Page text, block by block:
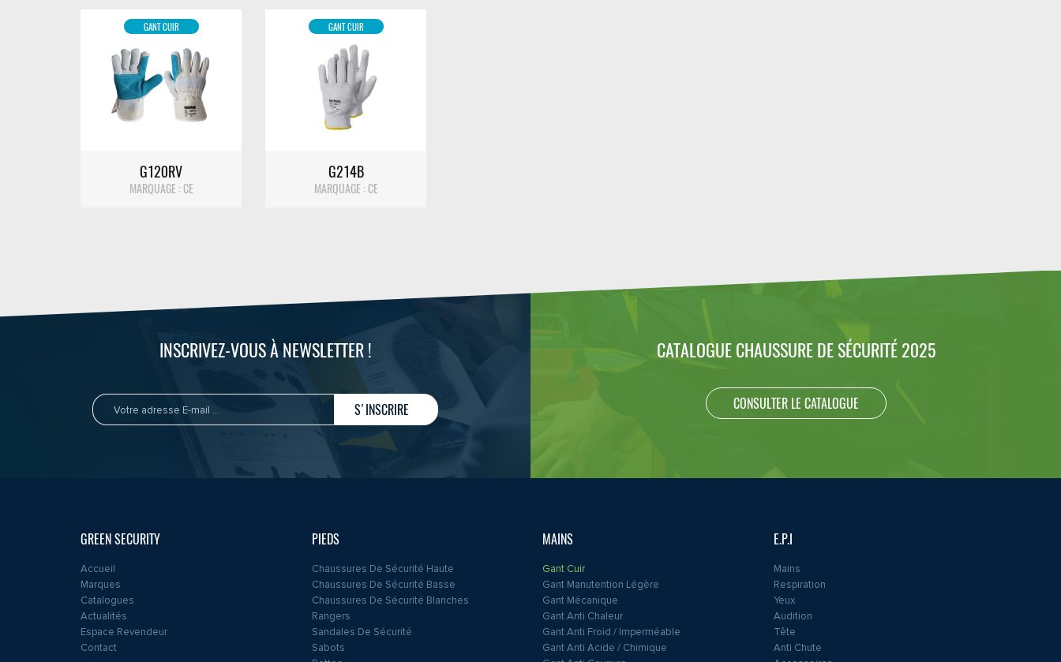
DÉTAIL
GANT CUIR
G120RV
MARQUAGE : CE
DÉTAIL
GANT CUIR
G214B
MARQUAGE : CE
INSCRIVEZ-VOUS À NEWSLETTER !
S'INSCRIRE
CATALOGUE CHAUSSURE DE SÉCURITÉ 2025
CONSULTER LE CATALOGUE
GREEN SECURITY
Accueil
Marques
Catalogues
Actualités
Espace Revendeur
Contact
PIEDS
Chaussures De Sécurité Haute
Chaussures De Sécurité Basse
Chaussures De Sécurité Blanches
Rangers
Sandales De Sécurité
Sabots
MAINS
Gant Cuir
Gant Manutention Légère
Gant Mécanique
Gant Anti Chaleur
Gant Anti Froid / Imperméable
Gant Anti Acide / Chimique
E.P.I
Mains
Respiration
Yeux
Audition
Tête
Anti Chute